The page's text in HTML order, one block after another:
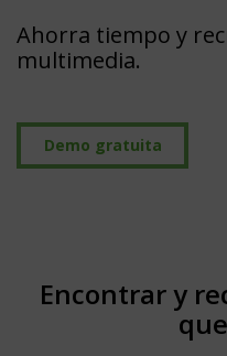
Ahorra tiempo y
multimedia.
Demo gratuita
Encontrar y